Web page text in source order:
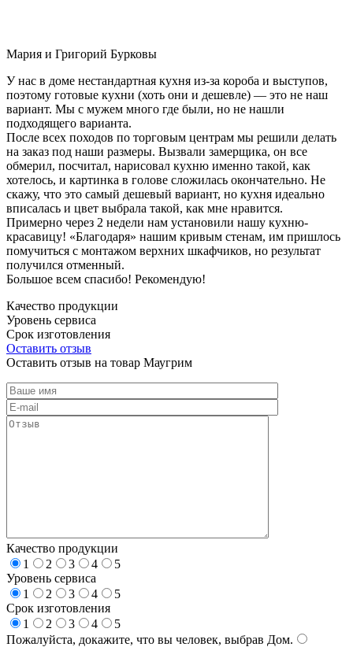
Мария и Григорий Бурковы
У нас в доме нестандартная кухня из-за короба и выступов,
поэтому готовые кухни (хоть они и дешевле) — это не наш
вариант. Мы с мужем много где были, но не нашли
подходящего варианта.
После всех походов по торговым центрам мы решили делать
на заказ под наши размеры. Вызвали замерщика, он все
обмерил, посчитал, нарисовал кухню именно такой, как
хотелось, и картинка в голове сложилась окончательно. Не
скажу, что это самый дешевый вариант, но кухня идеально
вписалась и цвет выбрала такой, как мне нравится.
Примерно через 2 недели нам установили нашу кухню-
красавицу! «Благодаря» нашим кривым стенам, им пришлось
помучиться с монтажом верхних шкафчиков, но результат
получился отменный.
Большое всем спасибо! Рекомендую!
Качество продукции
Уровень сервиса
Срок изготовления
Оставить отзыв
Оставить отзыв на товар Маугрим
Качество продукции
1
2 3 4
5
Уровень сервиса
1
2 3 4
5
Срок изготовления
1
2 3 4
5
Пожалуйста, докажите, что вы человек, выбрав Дом.